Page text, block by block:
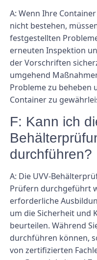
A: Wenn Ihre
nicht bestehen,
festgestellten
erneuten Inspektion
der Vorschriften
umgehend
Probleme zu beheben
Container zu
F: Kann ich
durchführen?
A: Die UVV-
Prüfern durchgeführt
erforderliche
um die Sicherheit und
beurteilen. Während
durchführen können,
von zertifizierten